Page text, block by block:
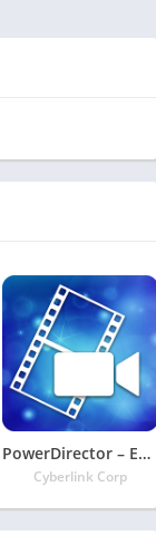
PowerDirector – Editor y Creador de Videos
Cyberlink Corp